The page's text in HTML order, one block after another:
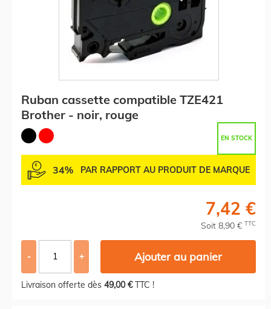
Ruban cassette compatible TZE421
Brother - noir, rouge
EN STOCK
34% PAR RAPPORT AU PRODUIT DE MARQUE
7,42 €
Soit 8,90 € TTC
- + Ajouter au panier
Livraison offerte dès 49,00 €TTC !